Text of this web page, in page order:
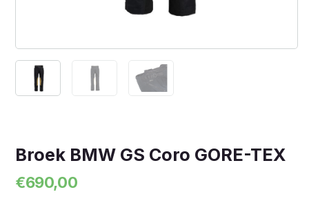
Broek BMW GS Coro GORE-TEX
€690,00